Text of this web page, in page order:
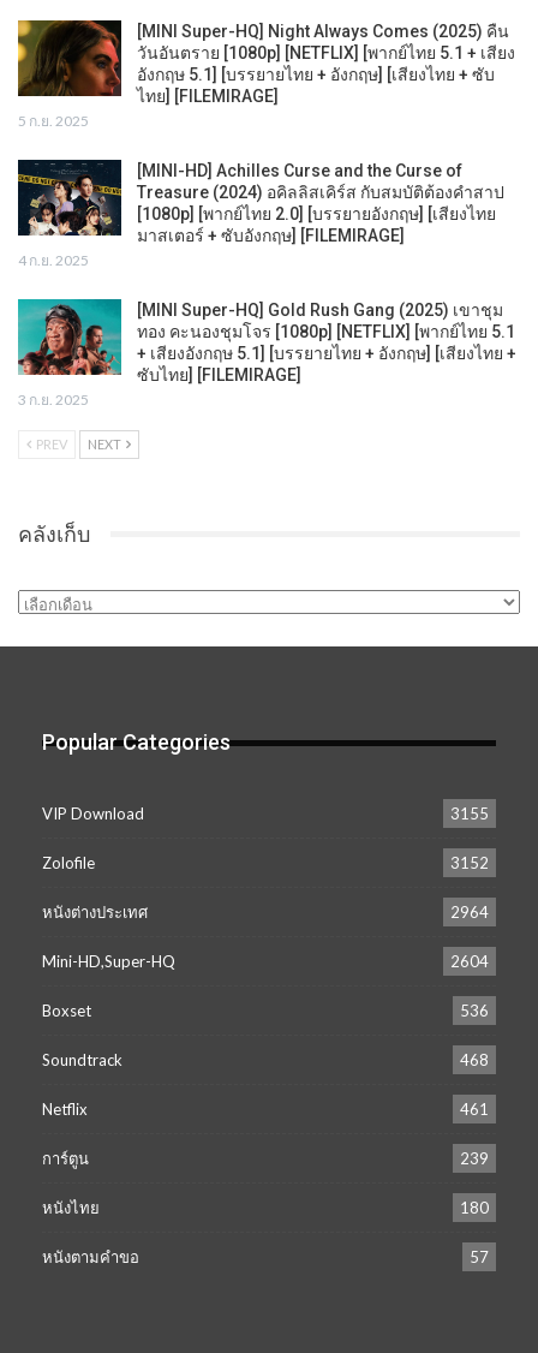
[MINI Super-HQ] Night Always Comes (2025) คืน
วันอันตราย [1080p] [NETFLIX] [พากย์ไทย 5.1 + เสียง
อังกฤษ 5.1] [บรรยายไทย + อังกฤษ] [เสียงไทย + ซับ
ไทย] [FILEMIRAGE]
5 ก.ย. 2025
[MINI-HD] Achilles Curse and the Curse of
Treasure (2024) อคิลลิสเคิร์ส กับสมบัติต้องคำสาป
[1080p] [พากย์ไทย 2.0] [บรรยายอังกฤษ] [เสียงไทย
มาสเตอร์ + ซับอังกฤษ] [FILEMIRAGE]
4 ก.ย. 2025
[MINI Super-HQ] Gold Rush Gang (2025) เขาชุม
ทอง คะนองชุมโจร [1080p] [NETFLIX] [พากย์ไทย 5.1
+ เสียงอังกฤษ 5.1] [บรรยายไทย + อังกฤษ] [เสียงไทย +
ซับไทย] [FILEMIRAGE]
3 ก.ย. 2025
PREV NEXT
คลังเก็บ
คลัง
Popular Categories
VIP Download 3155
Zolofile 3152
หนังต่างประเทศ 2964
Mini-HD,Super-HQ 2604
Boxset 536
Soundtrack 468
Netflix 461
การ์ตูน 239
หนังไทย 180
หนังตามคำขอ 57